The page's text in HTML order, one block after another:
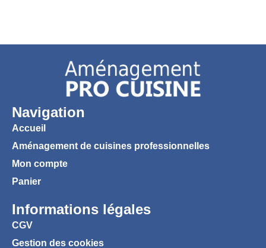
Navigation
Accueil
Aménagement de cuisines professionnelles
Mon compte
Panier
Informations légales
CGV
Gestion des cookies